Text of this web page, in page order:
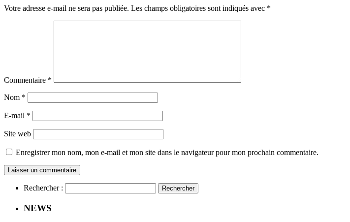
Votre adresse e-mail ne sera pas publiée. Les champs obligatoires sont indiqués avec *
Commentaire *
Nom *
E-mail *
Site web
Enregistrer mon nom, mon e-mail et mon site dans le navigateur pour mon prochain commentaire.
Rechercher :
NEWS